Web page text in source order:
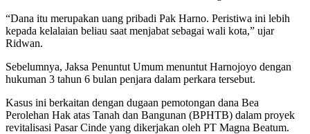
“Dana itu merupakan uang pribadi Pak Harno. Peristiwa ini lebih
kepada kelalaian beliau saat menjabat sebagai wali kota,” ujar
Ridwan.
Sebelumnya, Jaksa Penuntut Umum menuntut Harnojoyo dengan
hukuman 3 tahun 6 bulan penjara dalam perkara tersebut.
Kasus ini berkaitan dengan dugaan pemotongan dana Bea
Perolehan Hak atas Tanah dan Bangunan (BPHTB) dalam proyek
revitalisasi Pasar Cinde yang dikerjakan oleh PT Magna Beatum.